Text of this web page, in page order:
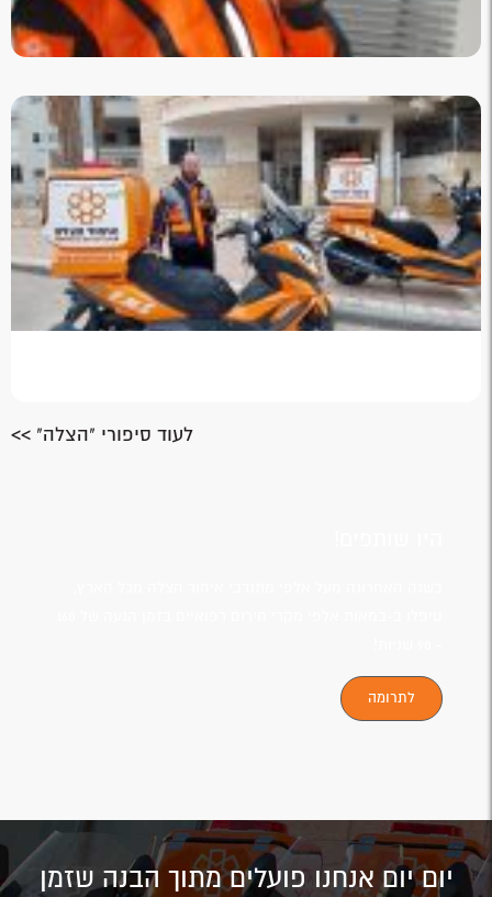
לעוד סיפורי "הצלה" >>
לתרומה
זה תלוי בך!
יום יום אנחנו פועלים מתוך הבנה שזמן